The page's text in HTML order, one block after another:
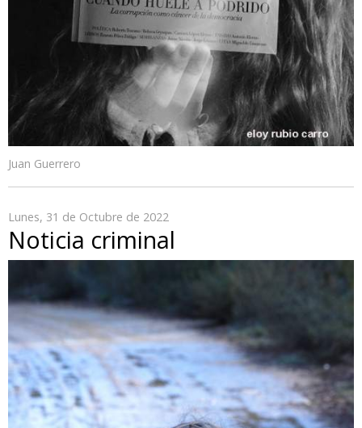
Juan Guerrero
Lunes, 31 de Octubre de 2022
Noticia criminal